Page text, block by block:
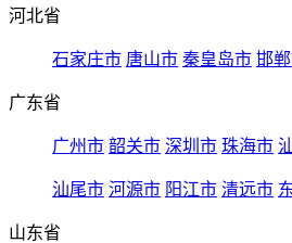
河北省
石家庄市 唐山市 秦皇岛市 邯
广东省
广州市 韶关市 深圳市 珠海市
汕尾市 河源市 阳江市 清远市
山东省